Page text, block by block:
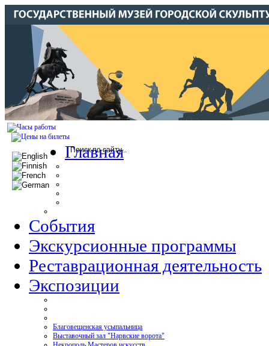
Главная
События
Экскурсионные программы
Реставрационная деятельность
Экспозиции
Благовещенская усыпальница
Выставочный зал "Нарвские ворота"